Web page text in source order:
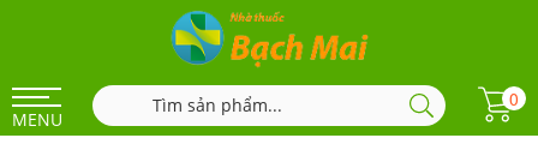
MENU
0